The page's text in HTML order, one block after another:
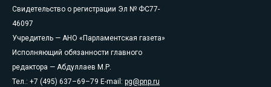
Свидетельство о регистрации Эл № ФС77-
46097
Учредитель — АНО «Парламентская газета»
Исполняющий обязанности главного
редактора — Абдуллаев М.Р.
Тел.: +7 (495) 637–69–79 E-mail: pg@pnp.ru